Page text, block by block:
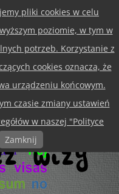
do
pliki cookies w celu
poziomie, w tym w
potrzeb. Korzystanie z
cookies oznacza, że
urządzeniu końcowym.
czasie zmiany ustawień
w naszej "Polityce
Zamknij